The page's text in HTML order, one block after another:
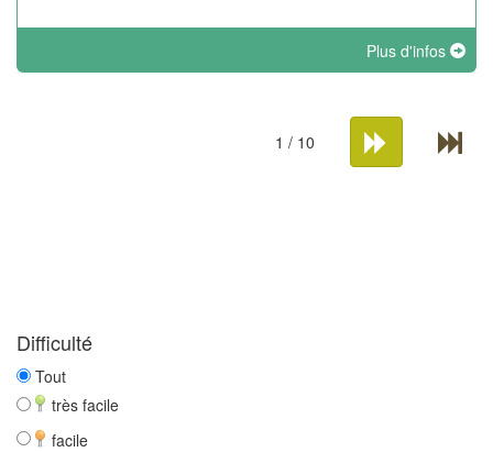
Plus d'infos
1 / 10
Difficulté
Tout
très facile
facile